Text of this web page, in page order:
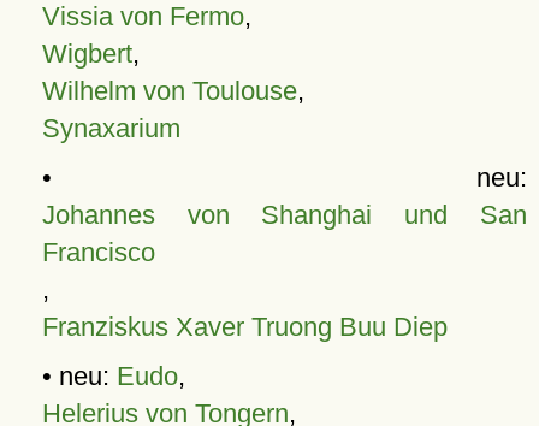
Vissia von Fermo,
Wigbert,
Wilhelm von Toulouse,
Synaxarium
• neu:
Johannes von Shanghai und San
Francisco
,
Franziskus Xaver Truong Buu Diep
• neu: Eudo,
Helerius von Tongern,